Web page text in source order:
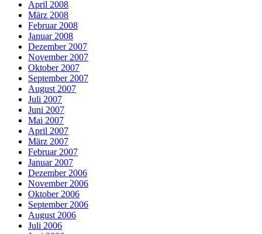
April 2008
März 2008
Februar 2008
Januar 2008
Dezember 2007
November 2007
Oktober 2007
September 2007
August 2007
Juli 2007
Juni 2007
Mai 2007
April 2007
März 2007
Februar 2007
Januar 2007
Dezember 2006
November 2006
Oktober 2006
September 2006
August 2006
Juli 2006